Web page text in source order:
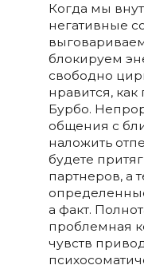
Когда мы
негативные
блокируем
свободно
нравится,
Бурбо.
общения с
наложить
будете
партнеров, а
а факт.
проблемная
чувств